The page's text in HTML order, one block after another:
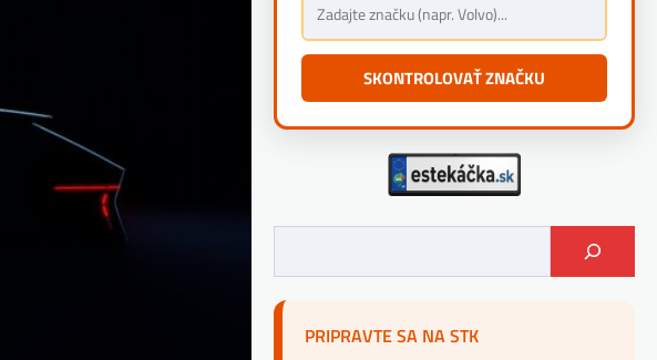
SKONTROLOVAŤ ZNAČKU
PRIPRAVTE SA NA STK